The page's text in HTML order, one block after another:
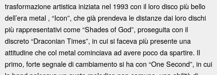
trasformazione artistica iniziata nel 1993 con il loro disco più bello
dell’era metal , “Icon”, che già prendeva le distanze dai loro dischi
più rappresentativi come “Shades of God”, proseguita con il
discreto “Draconian Times”, in cui si faceva più presente una
attitudine che col metal cominciava ad avere poco da spartire. Il
primo, forte segnale di cambiamento si ha con “One Second”, in cui